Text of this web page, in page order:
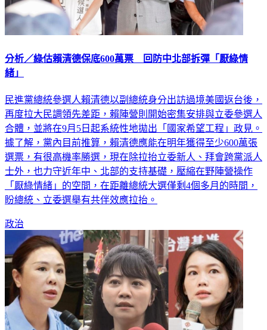
分析／綠估賴清德保底600萬票 回防中北部拆彈「厭綠情
緒」
民進黨總統參選人賴清德以副總統身分出訪過境美國返台後，
再度拉大民調領先差距，賴陣營則開始密集安排與立委參選人
合體，並將在9月5日起系統性地拋出「國家希望工程」政見。
據了解，黨內目前推算，賴清德應能在明年獲得至少600萬張
選票，有很高機率勝選，現在除拉抬立委新人、拜會跨黨派人
士外，也力守近年中、北部的支持基礎，壓縮在野陣營操作
「厭綠情緒」的空間，在距離總統大選僅剩4個多月的時間，
盼總統、立委選舉有共伴效應拉抬。
政治